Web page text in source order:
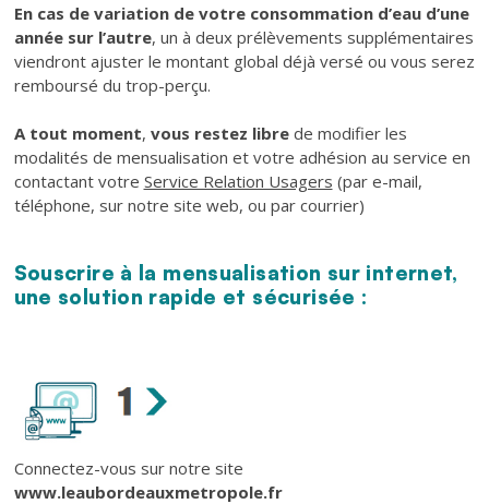
En cas de variation de votre consommation d’eau d’une
année sur l’autre, un à deux prélèvements supplémentaires
viendront ajuster le montant global déjà versé ou vous serez
remboursé du trop-perçu.
A tout moment, vous restez librede modifier les
modalités de mensualisation et votre adhésion au service en
contactant votre Service Relation Usagers (par e-mail,
téléphone, sur notre site web, ou par courrier)
Texte
Souscrire à la mensualisation sur internet,
une solution rapide et sécurisée :
Connectez-vous sur notre site
www.leaubordeauxmetropole.fr